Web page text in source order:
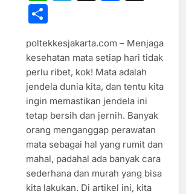
Share
poltekkesjakarta.com – Menjaga
kesehatan mata setiap hari tidak
perlu ribet, kok! Mata adalah
jendela dunia kita, dan tentu kita
ingin memastikan jendela ini
tetap bersih dan jernih. Banyak
orang menganggap perawatan
mata sebagai hal yang rumit dan
mahal, padahal ada banyak cara
sederhana dan murah yang bisa
kita lakukan. Di artikel ini, kita